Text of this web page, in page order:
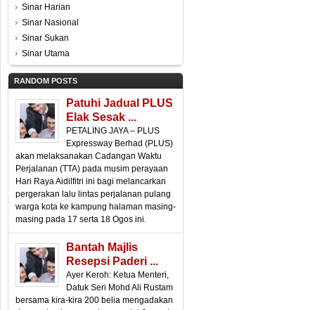
Sinar Harian
Sinar Nasional
Sinar Sukan
Sinar Utama
RANDOM POSTS
Patuhi Jadual PLUS
Elak Sesak ...
PETALING JAYA – PLUS
Expressway Berhad (PLUS)
akan melaksanakan Cadangan Waktu
Perjalanan (TTA) pada musim perayaan
Hari Raya Aidilfitri ini bagi melancarkan
pergerakan lalu lintas perjalanan pulang
warga kota ke kampung halaman masing-
masing pada 17 serta 18 Ogos ini.
Bantah Majlis
Resepsi Paderi ...
Ayer Keroh: Ketua Menteri,
Datuk Seri Mohd Ali Rustam
bersama kira-kira 200 belia mengadakan